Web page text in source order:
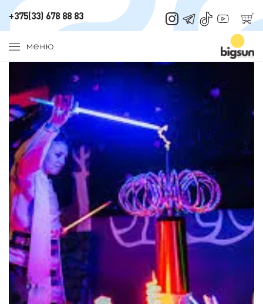
+375(33) 678 88 83
Главная Аттракционы Тесла шоу